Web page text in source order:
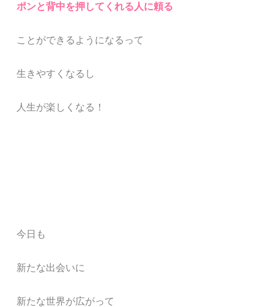
ポンと背中を押してくれる人に頼る
ことができるようになるって
生きやすくなるし
人生が楽しくなる！
今日も
新たな出会いに
新たな世界が広がって